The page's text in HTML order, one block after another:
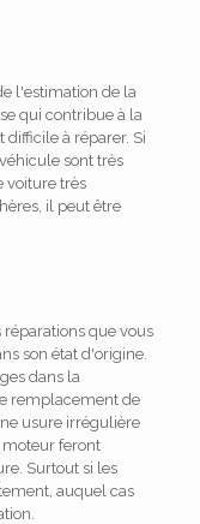
l'estimation de la
qui contribue à la
à réparer. Si
sont très
voiture très
il peut être
que vous
son état d'origine.
dans la
remplacement de
usure irrégulière
moteur feront
Surtout si les
auquel cas